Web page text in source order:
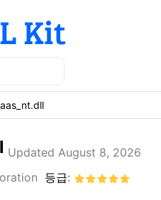
Updated August 8, 2026
등급: